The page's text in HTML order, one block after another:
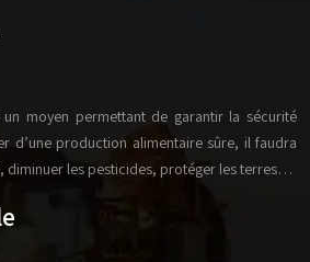
moyen permettant de garantir la sécurité
d’une production alimentaire sûre, il faudra
diminuer les pesticides, protéger les terres…